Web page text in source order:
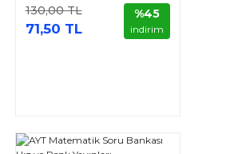
130,00 TL
71,50 TL
%45
indirim